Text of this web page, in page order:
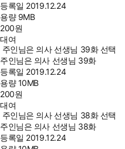
등록일 2019.12.24
용량 9MB
200원
대여
주인님은 의사 선생님 39화 선택
주인님은 의사 선생님 39화
등록일 2019.12.24
용량10MB
200원
대여
주인님은 의사 선생님 38화 선택
주인님은 의사 선생님 38화
등록일 2019.12.24